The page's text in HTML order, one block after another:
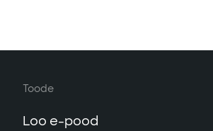
Toode
Loo e-pood